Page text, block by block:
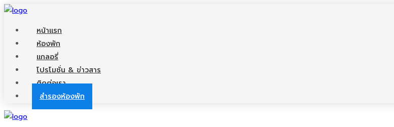
หน้าแรก
ห้องพัก
แกลอรี่
โปรโมชั่น & ข่าวสาร
ติดต่อเรา
สำรองห้องพัก